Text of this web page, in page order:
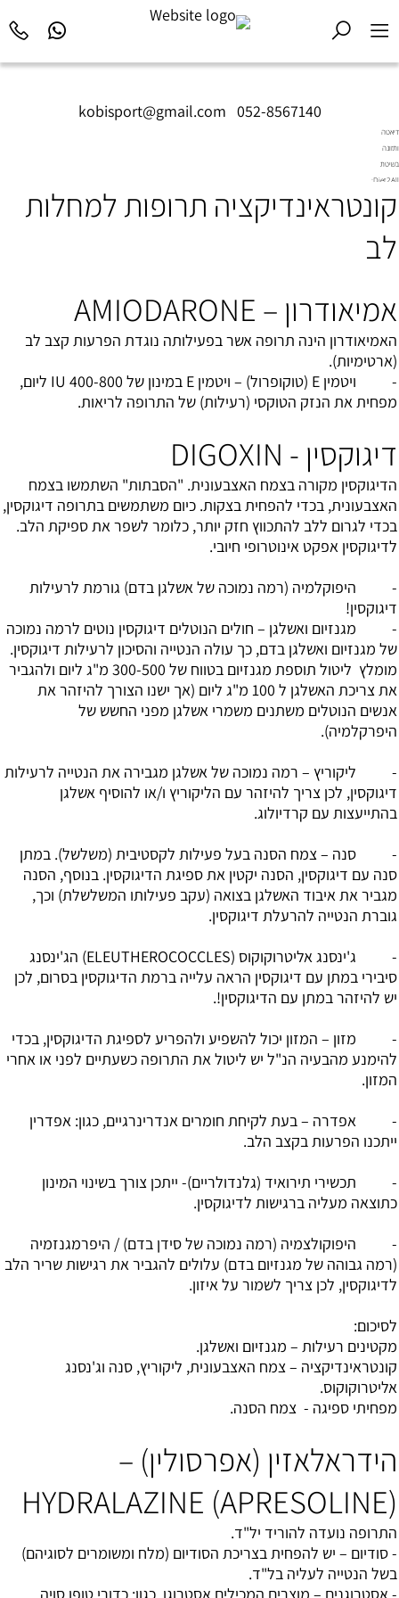
kobisport@gmail.com 052-8567140
דיאטה
ותזונה
בשיטת
Diet2All:
שמאחורי
המושלם.
קונטראינדיקציה תרופות למחלות
לב
אמיאודרון – AMIODARONE
האמיאודרון הינה תרופה אשר בפעילותה נוגדת הפרעות קצב לב
(ארטימיות).
- ויטמין E (טוקופרול) – ויטמין E במינון של 400-800 IU ליום,
מפחית את הנזק הטוקסי (רעילות) של התרופה לריאות.
דיגוקסין - DIGOXIN
הדיגוקסין מקורה בצמח האצבעונית. "הסבתות" השתמשו בצמח
האצבעונית, בכדי להפחית בצקות. כיום משתמשים בתרופה דיגוקסין,
בכדי לגרום ללב להתכווץ חזק יותר, כלומר לשפר את ספיקת הלב.
לדיגוקסין אפקט אינוטרופי חיובי.
- היפוקלמיה (רמה נמוכה של אשלגן בדם) גורמת לרעילות
דיגוקסין!
- מגנזיום ואשלגן – חולים הנוטלים דיגוקסין נוטים לרמה נמוכה
של מגנזיום ואשלגן בדם, כך עולה הנטייה והסיכון לרעילות דיגוקסין.
מומלץ ליטול תוספת מגנזיום בטווח של 300-500 מ"ג ליום ולהגביר
את צריכת האשלגן ל 100 מ"ג ליום (אך ישנו הצורך להיזהר את
אנשים הנוטלים משתנים משמרי אשלגן מפני החשש של
היפרקלמיה).
- ליקוריץ – רמה נמוכה של אשלגן מגבירה את הנטייה לרעילות
דיגוקסין, לכן צריך להיזהר עם הליקוריץ ו/או להוסיף אשלגן
בהתייעצות עם קרדיולוג.
- סנה – צמח הסנה בעל פעילות לקסטיבית (משלשל). במתן
סנה עם דיגוקסין, הסנה יקטין את ספיגת הדיגוקסין. בנוסף, הסנה
מגביר את איבוד האשלגן בצואה (עקב פעילותו המשלשלת) וכך,
גוברת הנטייה להרעלת דיגוקסין.
- ג'ינסנג אליטרוקוקוס (ELEUTHEROCOCCLES) הג'ינסנג
סיבירי במתן עם דיגוקסין הראה עלייה ברמת הדיגוקסין בסרום, לכן
יש להיזהר במתן עם הדיגוקסין!.
- מזון – המזון יכול להשפיע ולהפריע לספיגת הדיגוקסין, בכדי
להימנע מהבעיה הנ"ל יש ליטול את התרופה כשעתיים לפני או אחרי
המזון.
- אפדרה – בעת לקיחת חומרים אנדרינרגיים, כגון: אפדרין
ייתכנו הפרעות בקצב הלב.
- תכשירי תירואיד (גלנדולריים)- ייתכן צורך בשינוי המינון
כתוצאה מעליה ברגישות לדיגוקסין.
- היפוקולצמיה (רמה נמוכה של סידן בדם) / היפרמגנזמיה
(רמה גבוהה של מגנזיום בדם) עלולים להגביר את רגישות שריר הלב
לדיגוקסין, לכן צריך לשמור על איזון.
לסיכום:
מקטינים רעילות – מגנזיום ואשלגן.
קונטראינדיקציה – צמח האצבעונית, ליקוריץ, סנה וג'נסנג
אליטרוקוקוס.
מפחיתי ספיגה - צמח הסנה.
הידראלאזין (אפרסולין) –
(HYDRALAZINE (APRESOLINE
התרופה נועדה להוריד יל"ד.
- סודיום – יש להפחית בצריכת הסודיום (מלח ומשומרים לסוגיהם)
בשל הנטייה לעליה בל"ד.
- אסטרוגנים – מוצרים המכילים אסטרוגן, כגון: כדורי טופו סויה,